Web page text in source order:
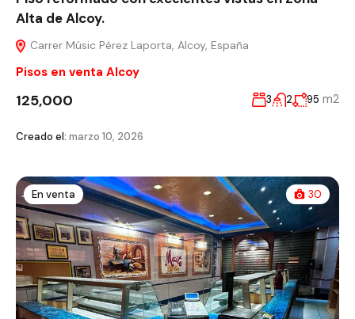
Alta de Alcoy.
Carrer Músic Pérez Laporta, Alcoy, España
Pisos en venta Alcoy
125,000 3 2 95 m2
Creado el: marzo 10, 2026
En venta 30